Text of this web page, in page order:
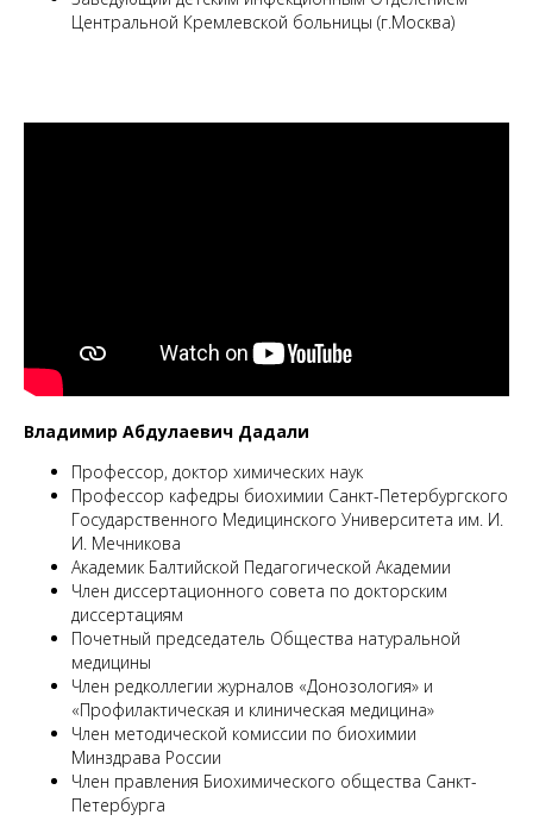
Центральной Кремлевской больницы (г.Москва)
Владимир Абдулаевич Дадали
Профессор, доктор химических наук
Профессор кафедры биохимии Санкт-Петербургского
Государственного Медицинского Университета им. И.
И. Мечникова
Академик Балтийской Педагогической Академии
Член диссертационного совета по докторским
диссертациям
Почетный председатель Общества натуральной
медицины
Член редколлегии журналов «Донозология» и
«Профилактическая и клиническая медицина»
Член методической комиссии по биохимии
Минздрава России
Член правления Биохимического общества Санкт-
Петербурга